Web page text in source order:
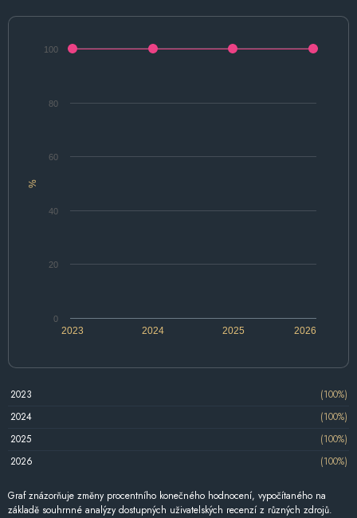
%
2024 2026
2023 2025
0
20
40
60
80
100
2023
(100%)
2024
(100%)
2025
(100%)
2026
(100%)
Graf znázorňuje změny procentního konečného hodnocení, vypočítaného na
základě souhrnné analýzy dostupných uživatelských recenzí z různých zdrojů.